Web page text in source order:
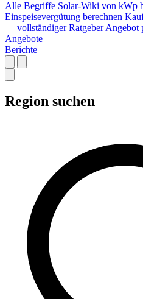
Alle Begriffe Solar-Wiki von kWp
Einspeisevergütung berechnen
— vollständiger Ratgeber Angebot
Angebote
Berichte
Region suchen